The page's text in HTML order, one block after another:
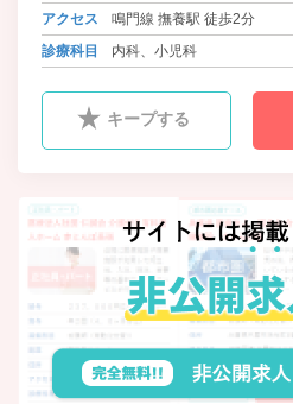
アクセス
鳴門線 撫養駅 徒歩2分
診療科目
内科、小児科
キープする